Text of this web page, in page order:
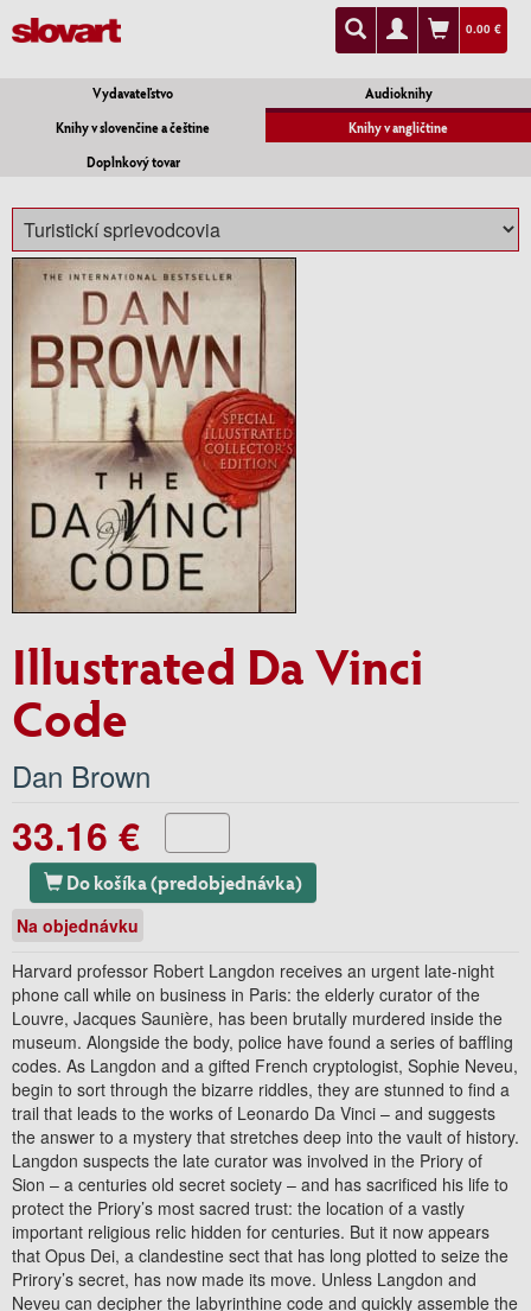
0.00 €
Vydavateľstvo
Audioknihy
Knihy v slovenčine a češtine
Knihy v angličtine
Doplnkový tovar
Illustrated Da Vinci
Code
Dan Brown
33.16 €
Do košíka (predobjednávka)
Na objednávku
Harvard professor Robert Langdon receives an urgent late-night
phone call while on business in Paris: the elderly curator of the
Louvre, Jacques Saunière, has been brutally murdered inside the
museum. Alongside the body, police have found a series of baffling
codes. As Langdon and a gifted French cryptologist, Sophie Neveu,
begin to sort through the bizarre riddles, they are stunned to find a
trail that leads to the works of Leonardo Da Vinci – and suggests
the answer to a mystery that stretches deep into the vault of history.
Langdon suspects the late curator was involved in the Priory of
Sion – a centuries old secret society – and has sacrificed his life to
protect the Priory’s most sacred trust: the location of a vastly
important religious relic hidden for centuries. But it now appears
that Opus Dei, a clandestine sect that has long plotted to seize the
Prirory’s secret, has now made its move. Unless Langdon and
Neveu can decipher the labyrinthine code and quickly assemble the